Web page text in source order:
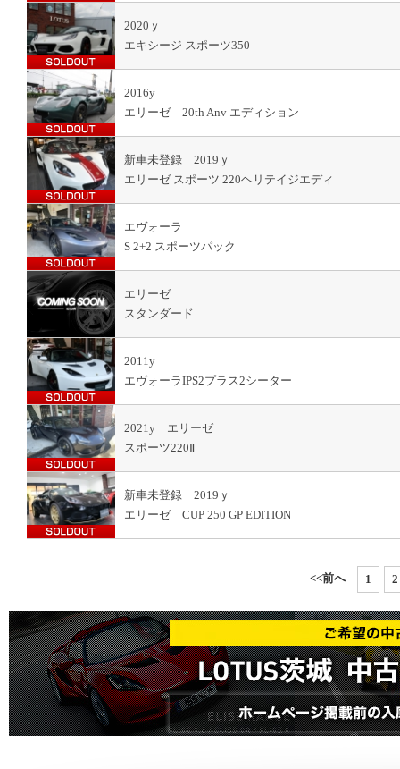
2020ｙ
エキシージ スポーツ350
2016y
エリーゼ 20th Anv エディション
新車未登録 2019ｙ
エリーゼ スポーツ 220ヘリテイジエディ
エヴォーラ
S 2+2 スポーツパック
エリーゼ
スタンダード
2011y
エヴォーラIPS2プラス2シーター
2021y エリーゼ
スポーツ220Ⅱ
新車未登録 2019ｙ
エリーゼ CUP 250 GP EDITION
<<前へ 1 2